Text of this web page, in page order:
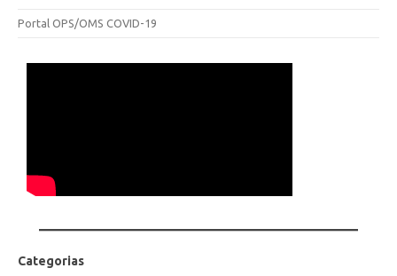
Portal OPS/OMS COVID-19
Categorias